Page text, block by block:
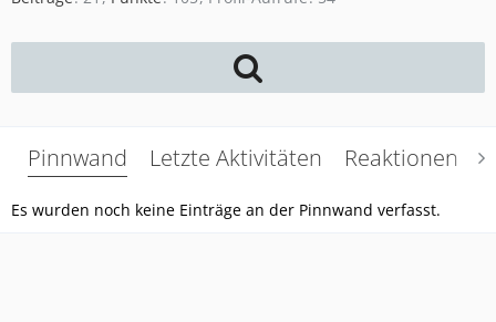
Pinnwand Letzte Aktivitäten Reaktionen
Es wurden noch keine Einträge an der Pinnwand verfasst.